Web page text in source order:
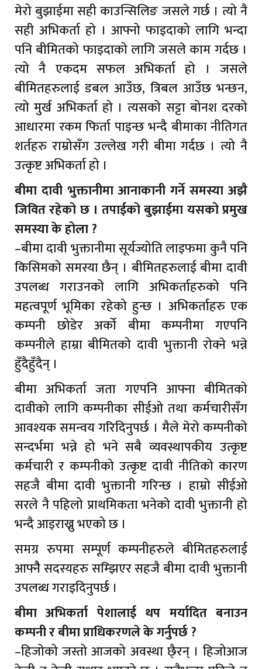
मेरो बुझाईमा सही काउन्सिलिङ जसले गर्छ । त्यो नै
सही अभिकर्ता हो । आफ्नो फाइदाको लागि भन्दा
पनि बीमितको फाइदाको लागि जसले काम गर्दछ ।
त्यो नै एकदम सफल अभिकर्ता हो । जसले
बीमितहरुलाई डबल आउँछ, त्रिबल आउँछ भन्छन,
त्यो मुर्ख अभिकर्ता हो । त्यसको सट्टा बोनश दरको
आधारमा रकम फिर्ता पाइन्छ भन्दै बीमाका नीतिगत
शर्तहरु राम्रोसँग उल्लेख गरी बीमा गर्दछ । त्यो नै
उत्कृष्ट अभिकर्ता हो ।
बीमा दावी भुक्तानीमा आनाकानी गर्ने समस्या अझै
जिवित रहेको छ । तपाईको बुझाईमा यसको प्रमुख
समस्या के होला ?
–बीमा दावी भुक्तानीमा सूर्यज्योति लाइफमा कुनै पनि
किसिमको समस्या छैन् । बीमितहरुलाई बीमा दावी
उपलब्ध गराउनको लागि अभिकर्ताहरुको पनि
महत्वपूर्ण भूमिका रहेको हुन्छ । अभिकर्ताहरु एक
कम्पनी छोडेर अर्को बीमा कम्पनीमा गएपनि
कम्पनीले हाम्रा बीमितको दावी भुक्तानी रोक्ने भन्ने
हुँदैहुँदैन् ।
बीमा अभिकर्ता जता गएपनि आफ्ना बीमितको
दावीको लागि कम्पनीका सीईओ तथा कर्मचारीसँग
आवश्यक समन्वय गरिदिनुपर्छ । मैले मेरो कम्पनीको
सन्दर्भमा भन्ने हो भने सबै व्यवस्थापकीय उत्कृष्ट
कर्मचारी र कम्पनीको उत्कृष्ट दावी नीतिको कारण
सहजै बीमा दावी भुक्तानी गरिन्छ । हाम्रो सीईओ
सरले नै पहिलो प्राथमिकता भनेको दावी भुक्तानी हो
भन्दै आइराख्नु भएको छ ।
समग्र रुपमा सम्पूर्ण कम्पनीहरुले बीमितहरुलाई
आफ्नैै सदस्यहरु सम्झिएर सहजै बीमा दावी भुक्तानी
उपलब्ध गराइदिनुपर्छ ।
बीमा अभिकर्ता पेशालाई थप मर्यादित बनाउन
कम्पनी र बीमा प्राधिकरणले के गर्नुपर्छ ?
–हिजोको जस्तो आजको अवस्था छै्रन् । हिजोआज